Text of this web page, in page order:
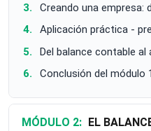
Creando una empresa:
Aplicación práctica -
Del balance contable al
Conclusión del módulo
MÓDULO 2: EL